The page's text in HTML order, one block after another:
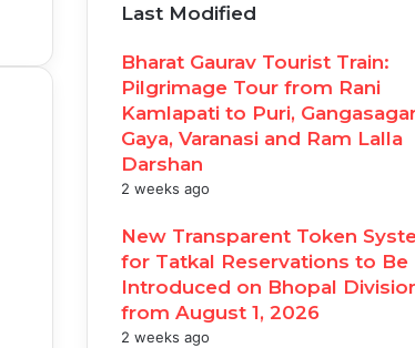
Last Modified
Bharat Gaurav Tourist Train:
Pilgrimage Tour from Rani
Kamlapati to Puri,
Gaya, Varanasi and Ram Lalla
Darshan
2 weeks ago
New Transparent Token
for Tatkal Reservations to Be
Introduced on Bhopal
from August 1, 2026
2 weeks ago